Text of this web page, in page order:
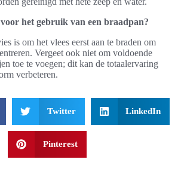
het gebruik van een braadpan?
is om het vlees eerst aan te braden om
Vergeet ook niet om voldoende
toe te voegen; dit kan de totaalervaring
verbeteren.
Twitter LinkedIn
Pinterest